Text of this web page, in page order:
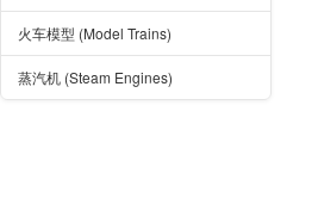
火车模型 (Model Trains)
蒸汽机 (Steam Engines)